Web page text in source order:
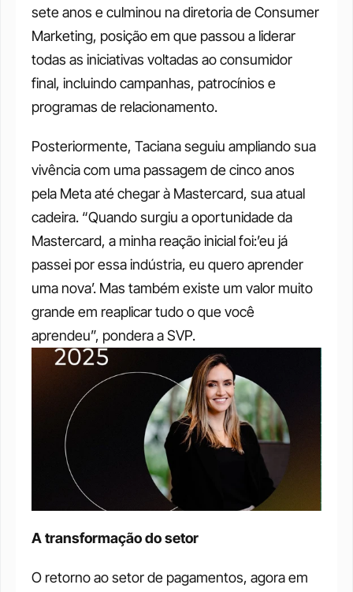
sete anos e culminou na diretoria de Consumer
Marketing, posição em que passou a liderar
todas as iniciativas voltadas ao consumidor
final, incluindo campanhas, patrocínios e
programas de relacionamento.
Posteriormente, Taciana seguiu ampliando sua
vivência com uma passagem de cinco anos
pela Meta até chegar à Mastercard, sua atual
cadeira. “Quando surgiu a oportunidade da
Mastercard, a minha reação inicial foi:’eu já
passei por essa indústria, eu quero aprender
uma nova’. Mas também existe um valor muito
grande em reaplicar tudo o que você
aprendeu”, pondera a SVP.
A transformação do setor
O retorno ao setor de pagamentos, agora em